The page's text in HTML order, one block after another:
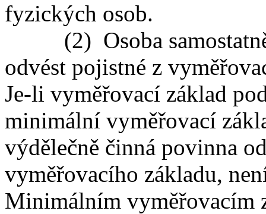
fyzických osob.
(2) Osoba samostatně
odvést pojistné z
Je-li vyměřovací základ
minimální vyměřovací
výdělečně činná povinna
vyměřovacího základu,
Minimálním vyměřovacím